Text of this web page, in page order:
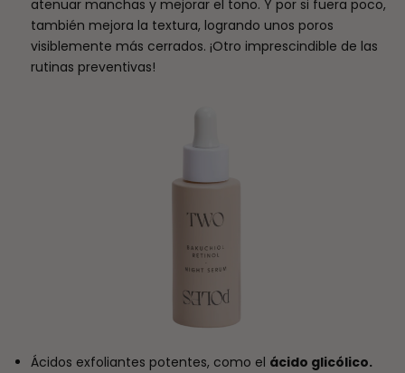
atenuar manchas y mejorar el tono. Y por si fuera poco,
también mejora la textura, logrando unos poros
visiblemente más cerrados. ¡Otro imprescindible de las
rutinas preventivas!
Ácidos exfoliantes potentes, como el ácido glicólico.